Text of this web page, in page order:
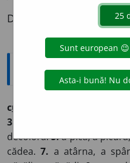
Definiția cu ID-ul 404002:
Arhaisme și
cu
3.
decolora.5.a pica, a
cădea.7. a atârna, a